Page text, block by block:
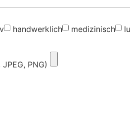
handwerklich medizinisch
PNG)